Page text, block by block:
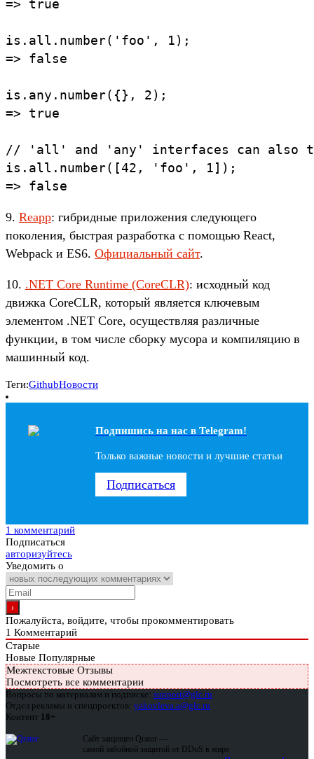
=> true
is.all.number('foo', 1);
=> false
is.any.number({}, 2);
=> true
// 'all' and 'any' interfaces can also
is.all.number([42, 'foo', 1]);
=> false
9. Reapp: гибридные приложения следующего
поколения, быстрая разработка с помощью React,
Webpack и ES6. Официальный сайт.
10. .NET Core Runtime (CoreCLR): исходный код
движка CoreCLR, который является ключевым
элементом .NET Core, осуществляя различные
функции, в том числе сборку мусора и компиляцию в
машинный код.
Теги:GithubНовости
Подпишись на наc в Telegram!
Только важные новости и лучшие статьи
Подписаться
1 комментарий
Подписаться
авторизуйтесь
Уведомить о
Пожалуйста, войдите, чтобы прокомментировать
1 Комментарий
Старые
Новые Популярные
Межтекстовые Отзывы
Посмотреть все комментарии
Вопросы по материалам и подписке: support@glc.ru
Отдел рекламы и спецпроектов: yakovleva.a@glc.ru
Контент 18+
Сайт защищен Qrator —
самой забойной защитой от DDoS в мире